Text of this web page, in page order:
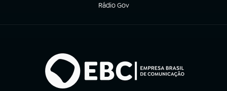
Rádio Gov
(abre em nova aba)